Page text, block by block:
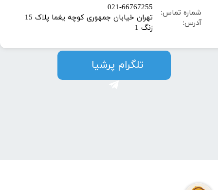
شماره تماس:
آدرس:
​021-66767255
تهران خیابان جمهوری کوچه یغما پلاک 15
زنگ 1
​​​​تلگرام پرشیا